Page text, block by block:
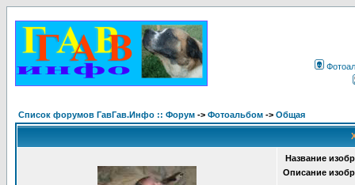
Список форумов ГавГав.Инфо :: Форум -> Фотоальбом -> Общая
Название
Описание